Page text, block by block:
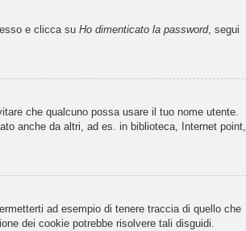
e clicca su Ho dimenticato la password, segui
che qualcuno possa usare il tuo nome utente.
anche da altri, ad es. in biblioteca, Internet point,
ad esempio di tenere traccia di quello che
dei cookie potrebbe risolvere tali disguidi.